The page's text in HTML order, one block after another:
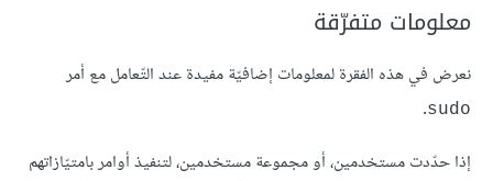
معلومات متفرّقة
نعرض في هذه الفقرة لمعلومات إضافيّة مفيدة عند التّعامل مع أمر
sudo
.
إذا حدّدت مستخدمين، أو مجموعة مستخدمين، لتنفيذ أوامر بامتيّازاتهم